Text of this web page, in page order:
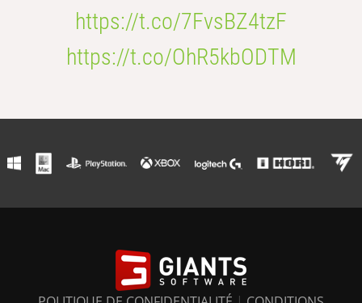
https://t.co/7FvsBZ4tzF
https://t.co/OhR5kbODTM